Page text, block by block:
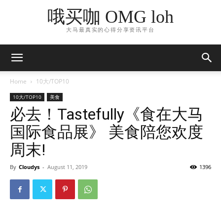
哦买咖 OMG loh
大马最真实的心得分享资讯平台
Home 10大/TOP10
10大/TOP10 美食
必去！Tastefully《食在大马
国际食品展》 美食陪您欢度
周末!
By Cloudys - August 11, 2019 1396